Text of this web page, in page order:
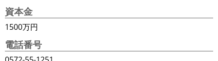
資本金
1500万円
電話番号